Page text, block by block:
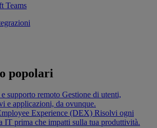
Teams
popolari
supporto remoto Gestione di utenti,
e applicazioni, da ovunque.
Experience (DEX) Risolvi ogni
IT prima che impatti sulla tua produttività.